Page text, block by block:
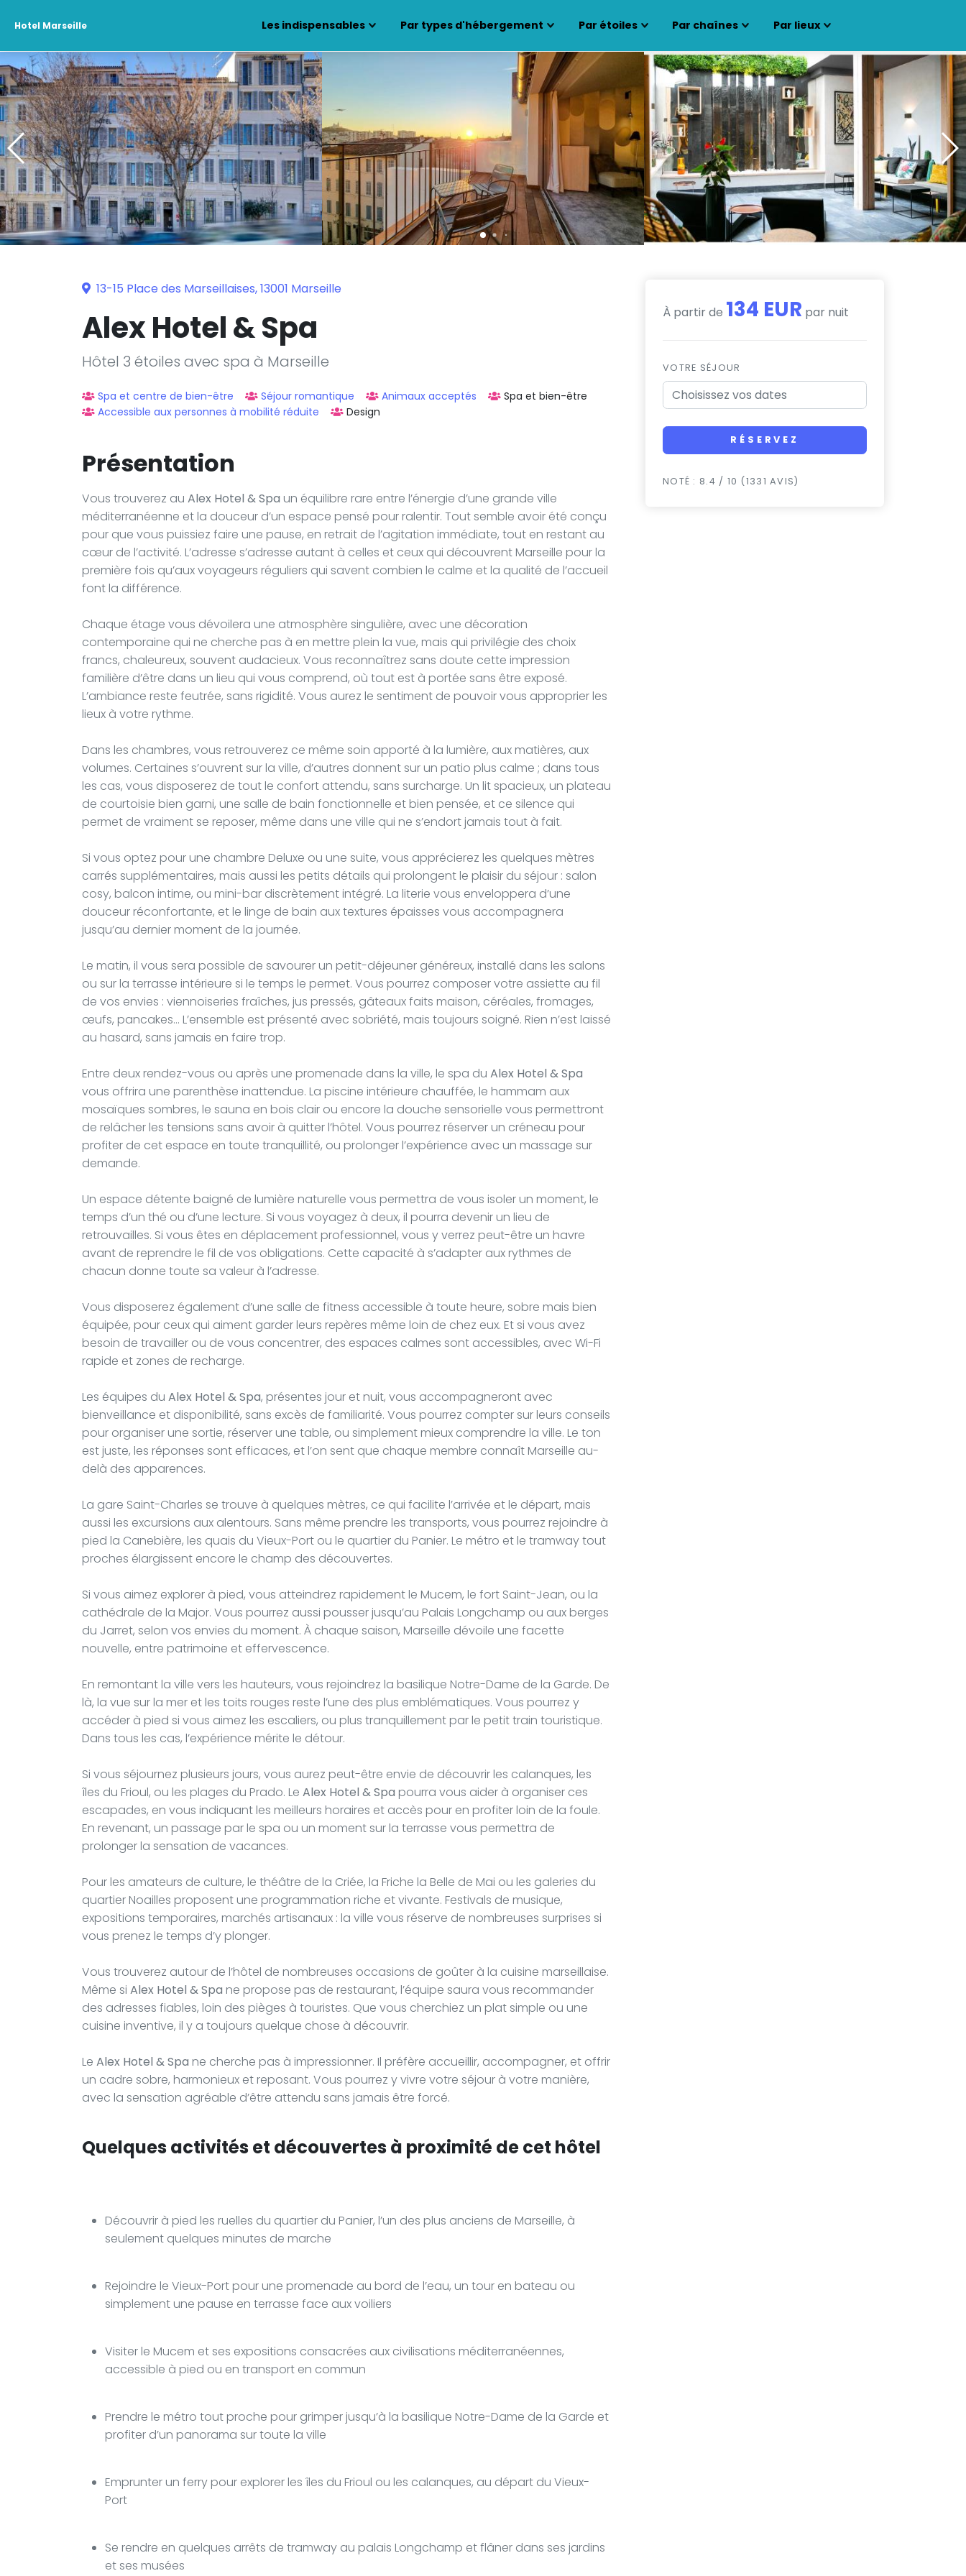
Hotel Marseille Les indispensables Par types d'hébergement Par étoiles Par chaînes Par lieux
13-15 Place des Marseillaises, 13001 Marseille
Alex Hotel & Spa
Hôtel 3 étoiles avec spa à Marseille
Spa et centre de bien-être Séjour romantique Animaux acceptés
Spa et bien-être
Accessible aux personnes à mobilité réduite
Design
Présentation
Vous trouverez au Alex Hotel & Spa un équilibre rare entre l’énergie d’une grande ville
méditerranéenne et la douceur d’un espace pensé pour ralentir. Tout semble avoir été conçu
pour que vous puissiez faire une pause, en retrait de l’agitation immédiate, tout en restant au
cœur de l’activité. L’adresse s’adresse autant à celles et ceux qui découvrent Marseille pour la
première fois qu’aux voyageurs réguliers qui savent combien le calme et la qualité de l’accueil
font la différence.
Chaque étage vous dévoilera une atmosphère singulière, avec une décoration
contemporaine qui ne cherche pas à en mettre plein la vue, mais qui privilégie des choix
francs, chaleureux, souvent audacieux. Vous reconnaîtrez sans doute cette impression
familière d’être dans un lieu qui vous comprend, où tout est à portée sans être exposé.
L’ambiance reste feutrée, sans rigidité. Vous aurez le sentiment de pouvoir vous approprier les
lieux à votre rythme.
Dans les chambres, vous retrouverez ce même soin apporté à la lumière, aux matières, aux
volumes. Certaines s’ouvrent sur la ville, d’autres donnent sur un patio plus calme ; dans tous
les cas, vous disposerez de tout le confort attendu, sans surcharge. Un lit spacieux, un plateau
de courtoisie bien garni, une salle de bain fonctionnelle et bien pensée, et ce silence qui
permet de vraiment se reposer, même dans une ville qui ne s’endort jamais tout à fait.
Si vous optez pour une chambre Deluxe ou une suite, vous apprécierez les quelques mètres
carrés supplémentaires, mais aussi les petits détails qui prolongent le plaisir du séjour : salon
cosy, balcon intime, ou mini-bar discrètement intégré. La literie vous enveloppera d’une
douceur réconfortante, et le linge de bain aux textures épaisses vous accompagnera
jusqu’au dernier moment de la journée.
Le matin, il vous sera possible de savourer un petit-déjeuner généreux, installé dans les salons
ou sur la terrasse intérieure si le temps le permet. Vous pourrez composer votre assiette au fil
de vos envies : viennoiseries fraîches, jus pressés, gâteaux faits maison, céréales, fromages,
œufs, pancakes... L’ensemble est présenté avec sobriété, mais toujours soigné. Rien n’est laissé
au hasard, sans jamais en faire trop.
Entre deux rendez-vous ou après une promenade dans la ville, le spa du Alex Hotel & Spa
vous offrira une parenthèse inattendue. La piscine intérieure chauffée, le hammam aux
mosaïques sombres, le sauna en bois clair ou encore la douche sensorielle vous permettront
de relâcher les tensions sans avoir à quitter l’hôtel. Vous pourrez réserver un créneau pour
profiter de cet espace en toute tranquillité, ou prolonger l’expérience avec un massage sur
demande.
Un espace détente baigné de lumière naturelle vous permettra de vous isoler un moment, le
temps d’un thé ou d’une lecture. Si vous voyagez à deux, il pourra devenir un lieu de
retrouvailles. Si vous êtes en déplacement professionnel, vous y verrez peut-être un havre
avant de reprendre le fil de vos obligations. Cette capacité à s’adapter aux rythmes de
chacun donne toute sa valeur à l’adresse.
Vous disposerez également d’une salle de fitness accessible à toute heure, sobre mais bien
équipée, pour ceux qui aiment garder leurs repères même loin de chez eux. Et si vous avez
besoin de travailler ou de vous concentrer, des espaces calmes sont accessibles, avec Wi-Fi
rapide et zones de recharge.
Les équipes du Alex Hotel & Spa, présentes jour et nuit, vous accompagneront avec
bienveillance et disponibilité, sans excès de familiarité. Vous pourrez compter sur leurs conseils
pour organiser une sortie, réserver une table, ou simplement mieux comprendre la ville. Le ton
est juste, les réponses sont efficaces, et l’on sent que chaque membre connaît Marseille au-
delà des apparences.
La gare Saint-Charles se trouve à quelques mètres, ce qui facilite l’arrivée et le départ, mais
aussi les excursions aux alentours. Sans même prendre les transports, vous pourrez rejoindre à
pied la Canebière, les quais du Vieux-Port ou le quartier du Panier. Le métro et le tramway tout
proches élargissent encore le champ des découvertes.
Si vous aimez explorer à pied, vous atteindrez rapidement le Mucem, le fort Saint-Jean, ou la
cathédrale de la Major. Vous pourrez aussi pousser jusqu’au Palais Longchamp ou aux berges
du Jarret, selon vos envies du moment. À chaque saison, Marseille dévoile une facette
nouvelle, entre patrimoine et effervescence.
En remontant la ville vers les hauteurs, vous rejoindrez la basilique Notre-Dame de la Garde. De
là, la vue sur la mer et les toits rouges reste l’une des plus emblématiques. Vous pourrez y
accéder à pied si vous aimez les escaliers, ou plus tranquillement par le petit train touristique.
Dans tous les cas, l’expérience mérite le détour.
Si vous séjournez plusieurs jours, vous aurez peut-être envie de découvrir les calanques, les
îles du Frioul, ou les plages du Prado. Le Alex Hotel & Spa pourra vous aider à organiser ces
escapades, en vous indiquant les meilleurs horaires et accès pour en profiter loin de la foule.
En revenant, un passage par le spa ou un moment sur la terrasse vous permettra de
prolonger la sensation de vacances.
Pour les amateurs de culture, le théâtre de la Criée, la Friche la Belle de Mai ou les galeries du
quartier Noailles proposent une programmation riche et vivante. Festivals de musique,
expositions temporaires, marchés artisanaux : la ville vous réserve de nombreuses surprises si
vous prenez le temps d’y plonger.
Vous trouverez autour de l’hôtel de nombreuses occasions de goûter à la cuisine marseillaise.
Même si Alex Hotel & Spa ne propose pas de restaurant, l’équipe saura vous recommander
des adresses fiables, loin des pièges à touristes. Que vous cherchiez un plat simple ou une
cuisine inventive, il y a toujours quelque chose à découvrir.
Le Alex Hotel & Spa ne cherche pas à impressionner. Il préfère accueillir, accompagner, et offrir
un cadre sobre, harmonieux et reposant. Vous pourrez y vivre votre séjour à votre manière,
avec la sensation agréable d’être attendu sans jamais être forcé.
Quelques activités et découvertes à proximité de cet hôtel
Découvrir à pied les ruelles du quartier du Panier, l’un des plus anciens de Marseille, à
seulement quelques minutes de marche
Rejoindre le Vieux-Port pour une promenade au bord de l’eau, un tour en bateau ou
simplement une pause en terrasse face aux voiliers
Visiter le Mucem et ses expositions consacrées aux civilisations méditerranéennes,
accessible à pied ou en transport en commun
Prendre le métro tout proche pour grimper jusqu’à la basilique Notre-Dame de la Garde et
profiter d’un panorama sur toute la ville
Emprunter un ferry pour explorer les îles du Frioul ou les calanques, au départ du Vieux-
Port
Se rendre en quelques arrêts de tramway au palais Longchamp et flâner dans ses jardins
et ses musées
À partir de 134 EUR par nuit
VOTRE SÉJOUR
RÉSERVEZ
NOTÉ : 8.4 / 10 (1331 AVIS)